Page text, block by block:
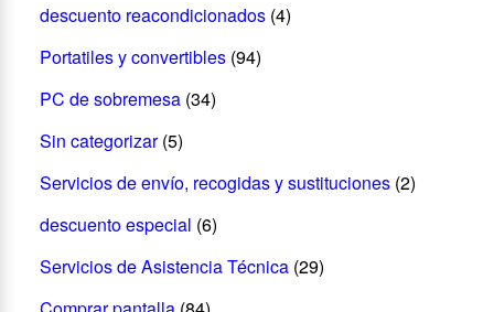
descuento reacondicionados (4)
Portatiles y convertibles (94)
PC de sobremesa (34)
Sin categorizar (5)
Servicios de envío, recogidas y sustituciones (2)
descuento especial (6)
Servicios de Asistencia Técnica (29)